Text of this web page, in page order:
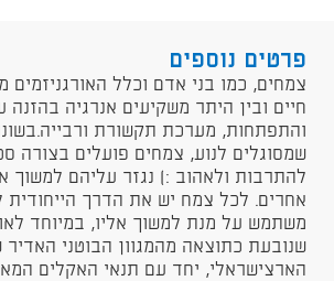
פרטים נוספים
צמחים, כמו בני אדם וכלל האורגניזמים
חיים ובין היתר משקיעים אנרגיה בהזנה
והתפתחות, מערכת תקשורת
שמסוגלים לנוע, צמחים פועלים בצורה
להתרבות ולאהוב :) נגזר עליהם למשוך
אחרים. לכל צמח יש את הדרך הייחודית
משתמש על מנת למשוך אליו, במיוחד
שנובעת כתוצאה מהמגוון הבוטני
הארצישראלי, יחד עם תנאי האקלים